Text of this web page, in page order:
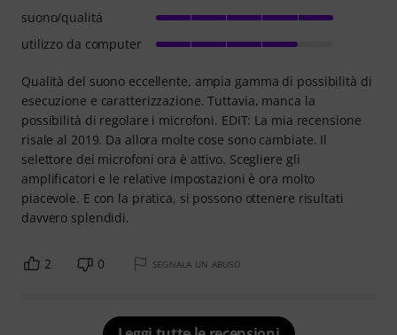
Qualità del suono eccellente, ampia gamma di possibilità di
esecuzione e caratterizzazione. Tuttavia, manca la
possibilità di regolare i microfoni. EDIT: La mia recensione
risale al 2019. Da allora molte cose sono cambiate. Il
selettore dei microfoni ora è attivo. Scegliere gli
amplificatori e le relative impostazioni è ora molto
piacevole. E con la pratica, si possono ottenere risultati
davvero splendidi.
suono/qualitá
utilizzo da computer
2 0 SEGNALA UN ABUSO